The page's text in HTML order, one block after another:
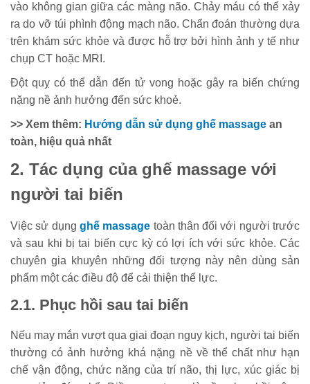
vào không gian giữa các màng não. Chảy máu có thể xảy
ra do vỡ túi phình động mạch não. Chẩn đoán thường dựa
trên khám sức khỏe và được hỗ trợ bởi hình ảnh y tế như
chụp CT hoặc MRI.
Đột quỵ có thể dẫn đến tử vong hoặc gây ra biến chứng
nặng nề ảnh hưởng đến sức khoẻ.
>> Xem thêm: Hướng dẫn sử dụng ghế massage an
toàn, hiệu quả nhất
2. Tác dụng của ghế massage với
người tai biến
Việc sử dụng ghế massage toàn thân đối với người trước
và sau khi bị tai biến cực kỳ có lợi ích với sức khỏe. Các
chuyên gia khuyên những đối tượng này nên dùng sản
phẩm một các điều độ để cải thiện thể lực.
2.1. Phục hồi sau tai biến
Nếu may mắn vượt qua giai đoạn nguy kịch, người tai biến
thường có ảnh hưởng khá nặng nề về thể chất như hạn
chế vận động, chức năng của trí não, thị lực, xúc giác bị